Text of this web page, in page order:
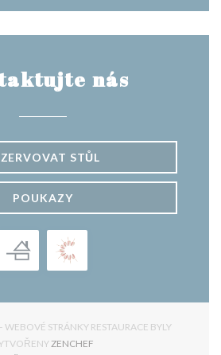
nás
STŮL
POUKAZY
STRÁNKY RESTAURACE BYLY
ZENCHEF